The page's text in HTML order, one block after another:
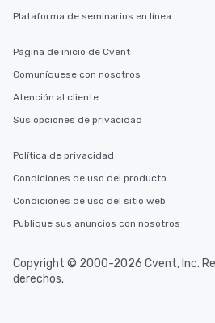
Plataforma de seminarios en línea
Página de inicio de Cvent
Comuníquese con nosotros
Atención al cliente
Sus opciones de privacidad
Política de privacidad
Condiciones de uso del producto
Condiciones de uso del sitio web
Publique sus anuncios con nosotros
Copyright © 2000-2026 Cvent, Inc.
derechos.